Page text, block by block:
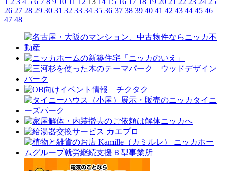
26 27 28 29 30 31 32 33 34 35 36 37 38 39 40 41 42 43 44 45 46
47 48